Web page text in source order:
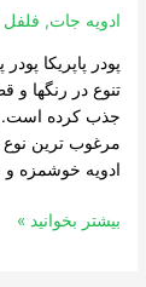
ادویه جات, فلفل
پودر پاپریکا
تنوع در رنگها
جذب کرده است.
مرغوب ترین نوع
ادویه خوشمزه
بیشتر بخوانید »